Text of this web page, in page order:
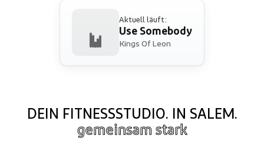
Aktuell läuft:
Use Somebody
Kings Of Leon
DEIN FITNESSSTUDIO. IN SALEM.
gemeinsam stark